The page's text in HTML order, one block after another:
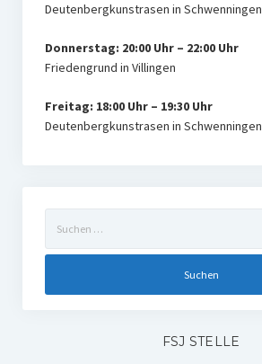
Deutenbergkunstrasen in Schwenningen
Donnerstag: 20:00 Uhr – 22:00 Uhr
Friedengrund in Villingen
Freitag: 18:00 Uhr – 19:30 Uhr
Deutenbergkunstrasen in Schwenningen
nach:
FSJ STELLE